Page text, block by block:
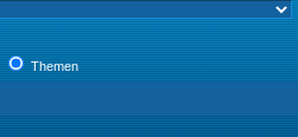
Themen